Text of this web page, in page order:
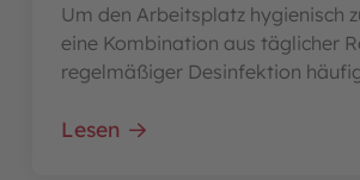
Um den Arbeitsplatz hygienisch
eine Kombination aus täglicher
regelmäßiger Desinfektion
Lesen